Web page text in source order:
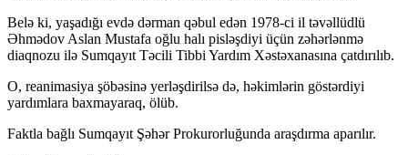
Belə ki, yaşadığı evdə dərman qəbul edən 1978-ci il təvəllüdlü
Əhmədov Aslan Mustafa oğlu halı pisləşdiyi üçün zəhərlənmə
diaqnozu ilə Sumqayıt Təcili Tibbi Yardım Xəstəxanasına çatdırılıb.
O, reanimasiya şöbəsinə yerləşdirilsə də, həkimlərin göstərdiyi
yardımlara baxmayaraq, ölüb.
Faktla bağlı Sumqayıt Şəhər Prokurorluğunda araşdırma aparılır.